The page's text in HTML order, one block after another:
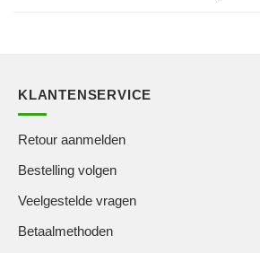
KLANTENSERVICE
Retour aanmelden
Bestelling volgen
Veelgestelde vragen
Betaalmethoden